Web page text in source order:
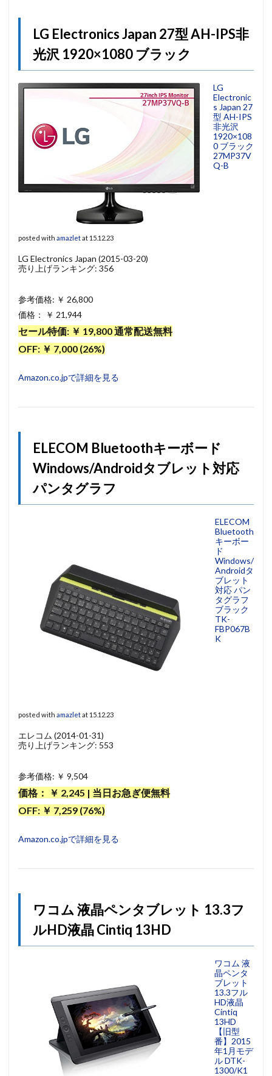
LG Electronics Japan 27型 AH-IPS非
光沢 1920×1080 ブラック
LG
Electronic
s Japan 27
型 AH-IPS
非光沢
1920×108
0 ブラック
27MP37V
Q-B
posted with amazletat 15.12.23
LG Electronics Japan (2015-03-20)
売り上げランキング: 356
参考価格: ￥ 26,800
価格： ￥ 21,944
セール特価: ￥ 19,800 通常配送無料
OFF: ￥ 7,000 (26%)
Amazon.co.jpで詳細を見る
ELECOM Bluetoothキーボード
Windows/Androidタブレット対応
パンタグラフ
ELECOM
Bluetooth
キーボー
ド
Windows/
Androidタ
ブレット
対応 パン
タグラフ
ブラック
TK-
FBP067B
K
posted with amazletat 15.12.23
エレコム (2014-01-31)
売り上げランキング: 553
参考価格: ￥ 9,504
価格： ￥ 2,245 | 当日お急ぎ便無料
OFF: ￥ 7,259 (76%)
Amazon.co.jpで詳細を見る
ワコム 液晶ペンタブレット 13.3フ
ルHD液晶 Cintiq 13HD
ワコム 液
晶ペンタ
ブレット
13.3フル
HD液晶
Cintiq
13HD
【旧型
番】2015
年1月モデ
ル DTK-
1300/K1